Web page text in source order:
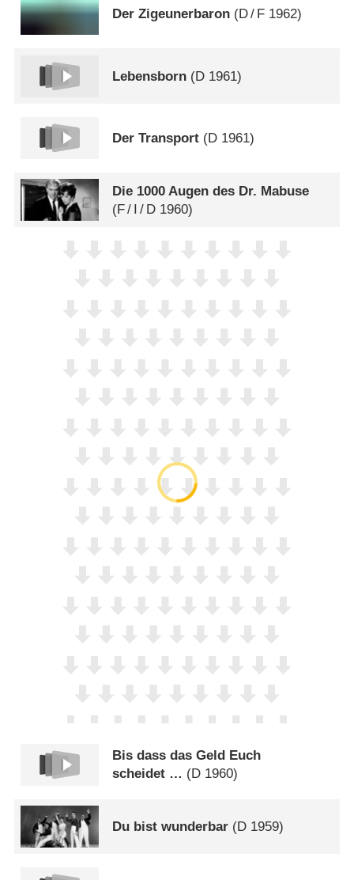
Der Zigeunerbaron (D/ F 1962)
Lebensborn (D 1961)
Der Transport (D 1961)
Die 1000 Augen des Dr. Mabuse
(F/ I / D 1960)
Bis dass das Geld Euch
scheidet … (D 1960)
Du bist wunderbar (D 1959)